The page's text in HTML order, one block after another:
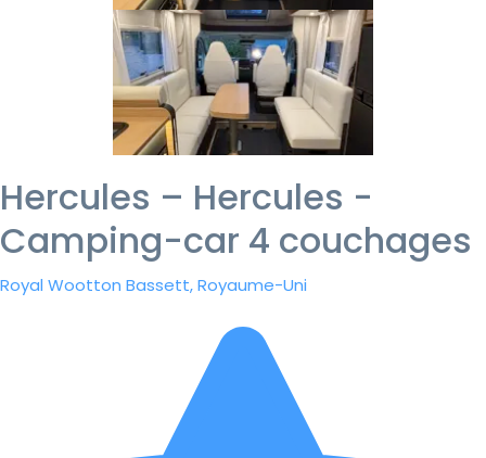
Hercules – Hercules -
Camping-car 4 couchages
Royal Wootton Bassett, Royaume-Uni